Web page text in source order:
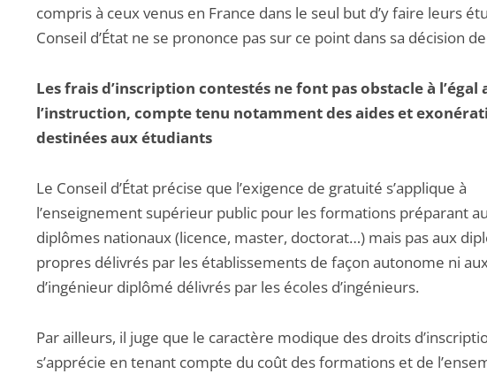
compris à ceux venus en France dans le seul but d’y faire leurs
Conseil d’État ne se prononce pas sur ce point dans sa décision
Les frais d’inscription contestés ne font pas obstacle à l’égal
l’instruction, compte tenu notamment des aides et
destinées aux étudiants
Le Conseil d’État précise que l’exigence de gratuité s’applique à
l’enseignement supérieur public pour les formations préparant
diplômes nationaux (licence, master, doctorat…) mais pas aux
propres délivrés par les établissements de façon autonome ni
d’ingénieur diplômé délivrés par les écoles d’ingénieurs.
Par ailleurs, il juge que le caractère modique des droits
s’apprécie en tenant compte du coût des formations et de